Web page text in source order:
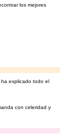
los mejores
explicado todo el
con celeridad y